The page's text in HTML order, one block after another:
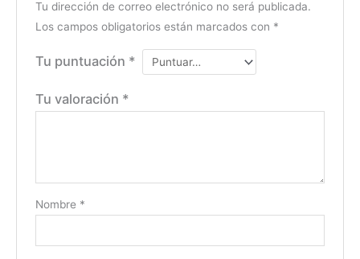
Tu dirección de correo electrónico no será publicada.
Los campos obligatorios están marcados con *
Tu puntuación *
Tu valoración *
Nombre *